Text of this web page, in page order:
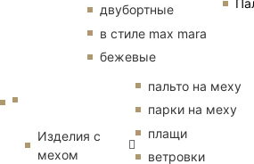
двубортные
в стиле max mara
бежевые
Изделия с
мехом
пальто на меху
парки на меху
плащи
ветровки